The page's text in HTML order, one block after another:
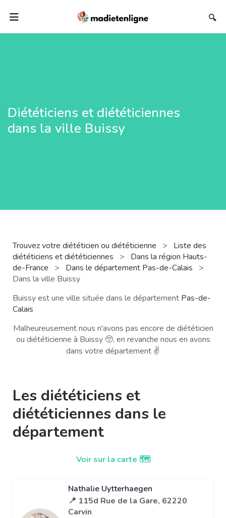
🔍
Diététiciens et diététiciennes
dans la ville Buissy
Trouvez votre diététicien ou diététicienne >
Liste des
diététiciens et diététiciennes
>
Dans la région Hauts-
de-France
> Dans le département Pas-de-Calais
>
Dans la ville Buissy
Buissy est une ville située dans le département Pas-de-
Calais
Malheureusement nous n'avons pas encore de diététicien
ou diététicienne à Buissy 🥺, en revanche nous en avons
dans votre département ✌️
Les diététiciens et
diététiciennes dans le
département
Voir sur la carte 🗺️
Nathalie Uytterhaegen
📍 115d Rue de la Gare, 62220
Carvin